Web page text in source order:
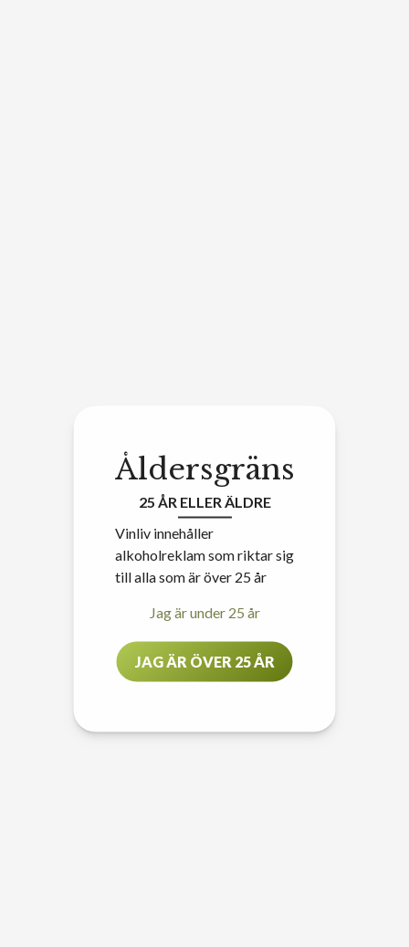
Åldersgräns
25 ÅR ELLER ÄLDRE
Vinliv innehåller
alkoholreklam som riktar sig
till alla som är över 25 år
Jag är under 25 år
JAG ÄR ÖVER 25 ÅR